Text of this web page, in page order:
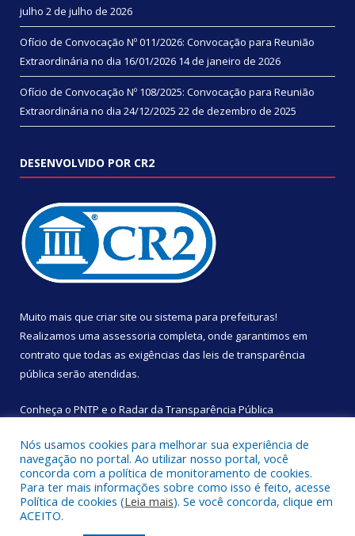
julho 2 de julho de 2026
Ofício de Convocação Nº 011/2026: Convocação para Reunião
Extraordinária no dia 16/01/2026 14 de janeiro de 2026
Ofício de Convocação Nº 108/2025: Convocação para Reunião
Extraordinária no dia 24/12/2025 22 de dezembro de 2025
DESENVOLVIDO POR CR2
Muito mais que criar site ou sistema para prefeituras!
Realizamos uma assessoria completa, onde garantimos em
contrato que todas as exigências das leis de transparência
pública serão atendidas.
Conheça o PNTP e o Radar da Transparência Pública
Todos os direitos reservados a Câmara Municipal de São
Sebastião da Boa Vista.
Nós usamos cookies para melhorar sua experiência de
navegação no portal. Ao utilizar nosso portal, você
concorda com a política de monitoramento de cookies.
Para ter mais informações sobre como isso é feito, acesse
Política de cookies (Leia mais). Se você concorda, clique em
ACEITO.